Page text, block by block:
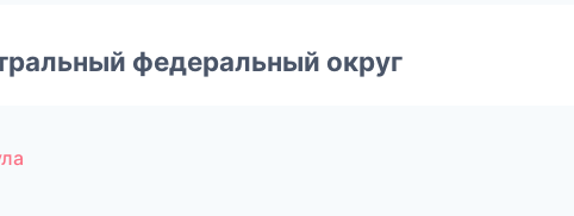
федеральный округ